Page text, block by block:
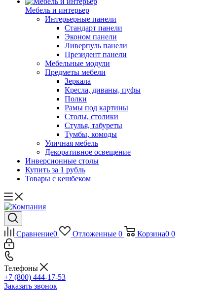
Мебель и интерьер
Интерьерные панели
Стандарт панели
Эконом панели
Ливерпуль панели
Президент панели
Мебельные модули
Предметы мебели
Зеркала
Кресла, диваны, пуфы
Полки
Рамы под картины
Столы, столики
Стулья, табуреты
Тумбы, комоды
Уличная мебель
Декоративное освещение
Инверсионные столы
Купить за 1 рубль
Товары с кешбеком
Сравнение0 Отложенные 0 Корзина0 0
Телефоны
+7 (800) 444-17-53
Заказать звонок